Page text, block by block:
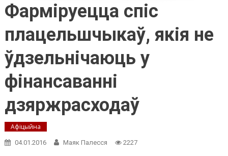
Фарміруецца спіс
плацельшчыкаў, якія не
ўдзельнічаюць у
фінансаванні
дзяржрасходаў
Афіцыйна
04.01.2016 Маяк Палесся 2227